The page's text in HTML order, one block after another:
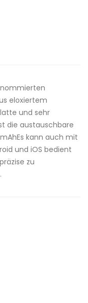
eloxiertem
und sehr
die austauschbare
kann auch mit
und iOS bedient
zu